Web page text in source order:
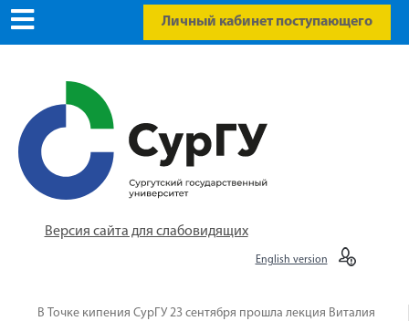
Личный кабинет поступающего
Версия сайта для слабовидящих
English version
В Точке кипения СурГУ 23 сентября прошла лекция Виталия